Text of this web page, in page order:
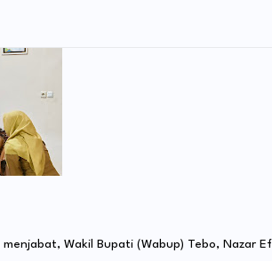
Wakil Bupati (Wabup) Tebo, Nazar